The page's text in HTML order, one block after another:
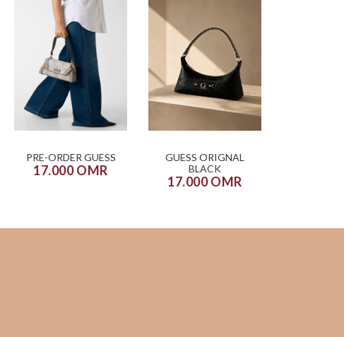
PRE-ORDER GUESS
17.000 OMR
GUESS ORIGNAL
BLACK
17.000 OMR